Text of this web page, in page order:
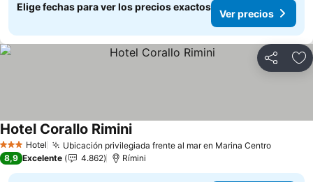
Elige fechas para ver los precios exactos
Ver precios
Compartir
3 Estrellas
Hotel Ubicación privilegiada frente al mar en Marina CentroVer
Hotel Corallo RiminiVer precios
8,9 Excelente 4.862 Rímini